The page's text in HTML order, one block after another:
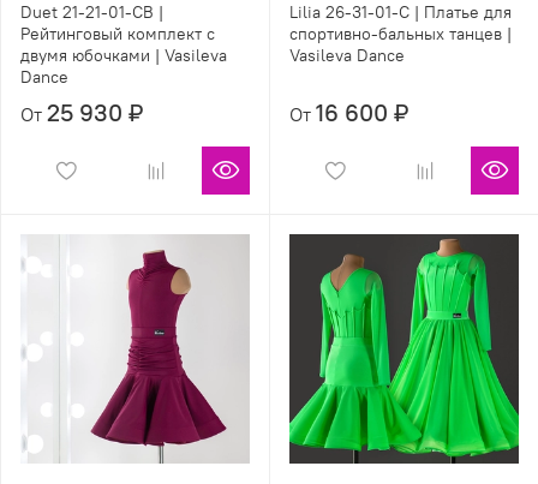
Duet 21-21-01-СB |
Рейтинговый комплект с
двумя юбочками | Vasileva
Dance
От 25 930 ₽
Lilia 26-31-01-С | Платье для
спортивно-бальных танцев |
Vasileva Dance
От 16 600 ₽